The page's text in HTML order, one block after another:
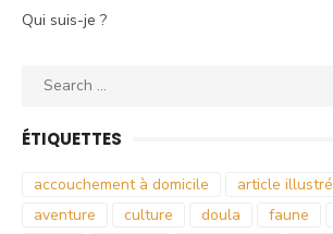
Qui suis-je ?
Search
ÉTIQUETTES
accouchement à domicile article illustré
aventure
culture doula faune